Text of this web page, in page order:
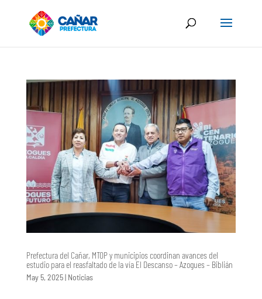
Prefectura del Cañar, MTOP y municipios coordinan avances del
estudio para el reasfaltado de la vía El Descanso – Azogues – Biblián
May 5, 2025| Noticias